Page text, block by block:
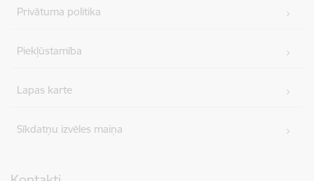
Privātuma politika
Piekļūstamība
Lapas karte
Sīkdatņu izvēles maiņa